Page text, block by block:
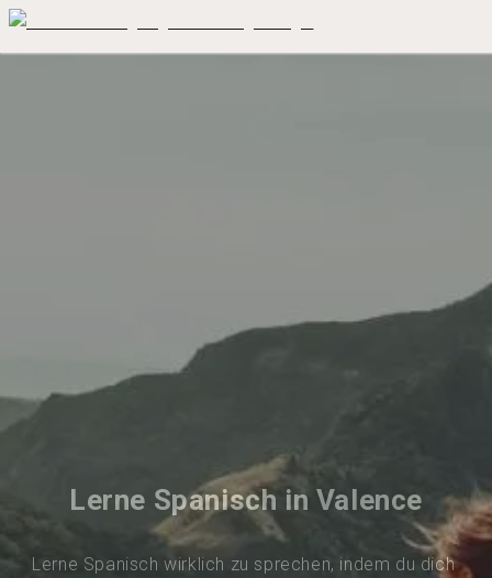
Lerne Spanisch in Valence
Lerne Spanisch wirklich zu sprechen, indem du dich